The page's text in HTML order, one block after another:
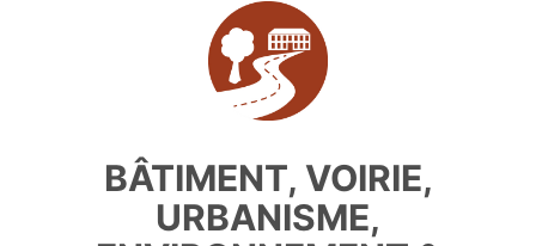
BÂTIMENT, VOIRIE,
URBANISME,